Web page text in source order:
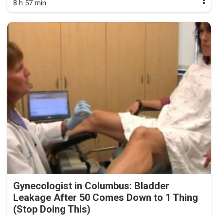
8 h 57 min
Gynecologist in Columbus: Bladder
Leakage After 50 Comes Down to 1 Thing
(Stop Doing This)